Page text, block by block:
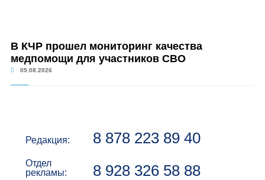
В КЧР прошел мониторинг качества
медпомощи для участников СВО
05.08.2026
Редакция: 8 878 223 89 40
Отдел
рекламы:
8 928 326 58 88